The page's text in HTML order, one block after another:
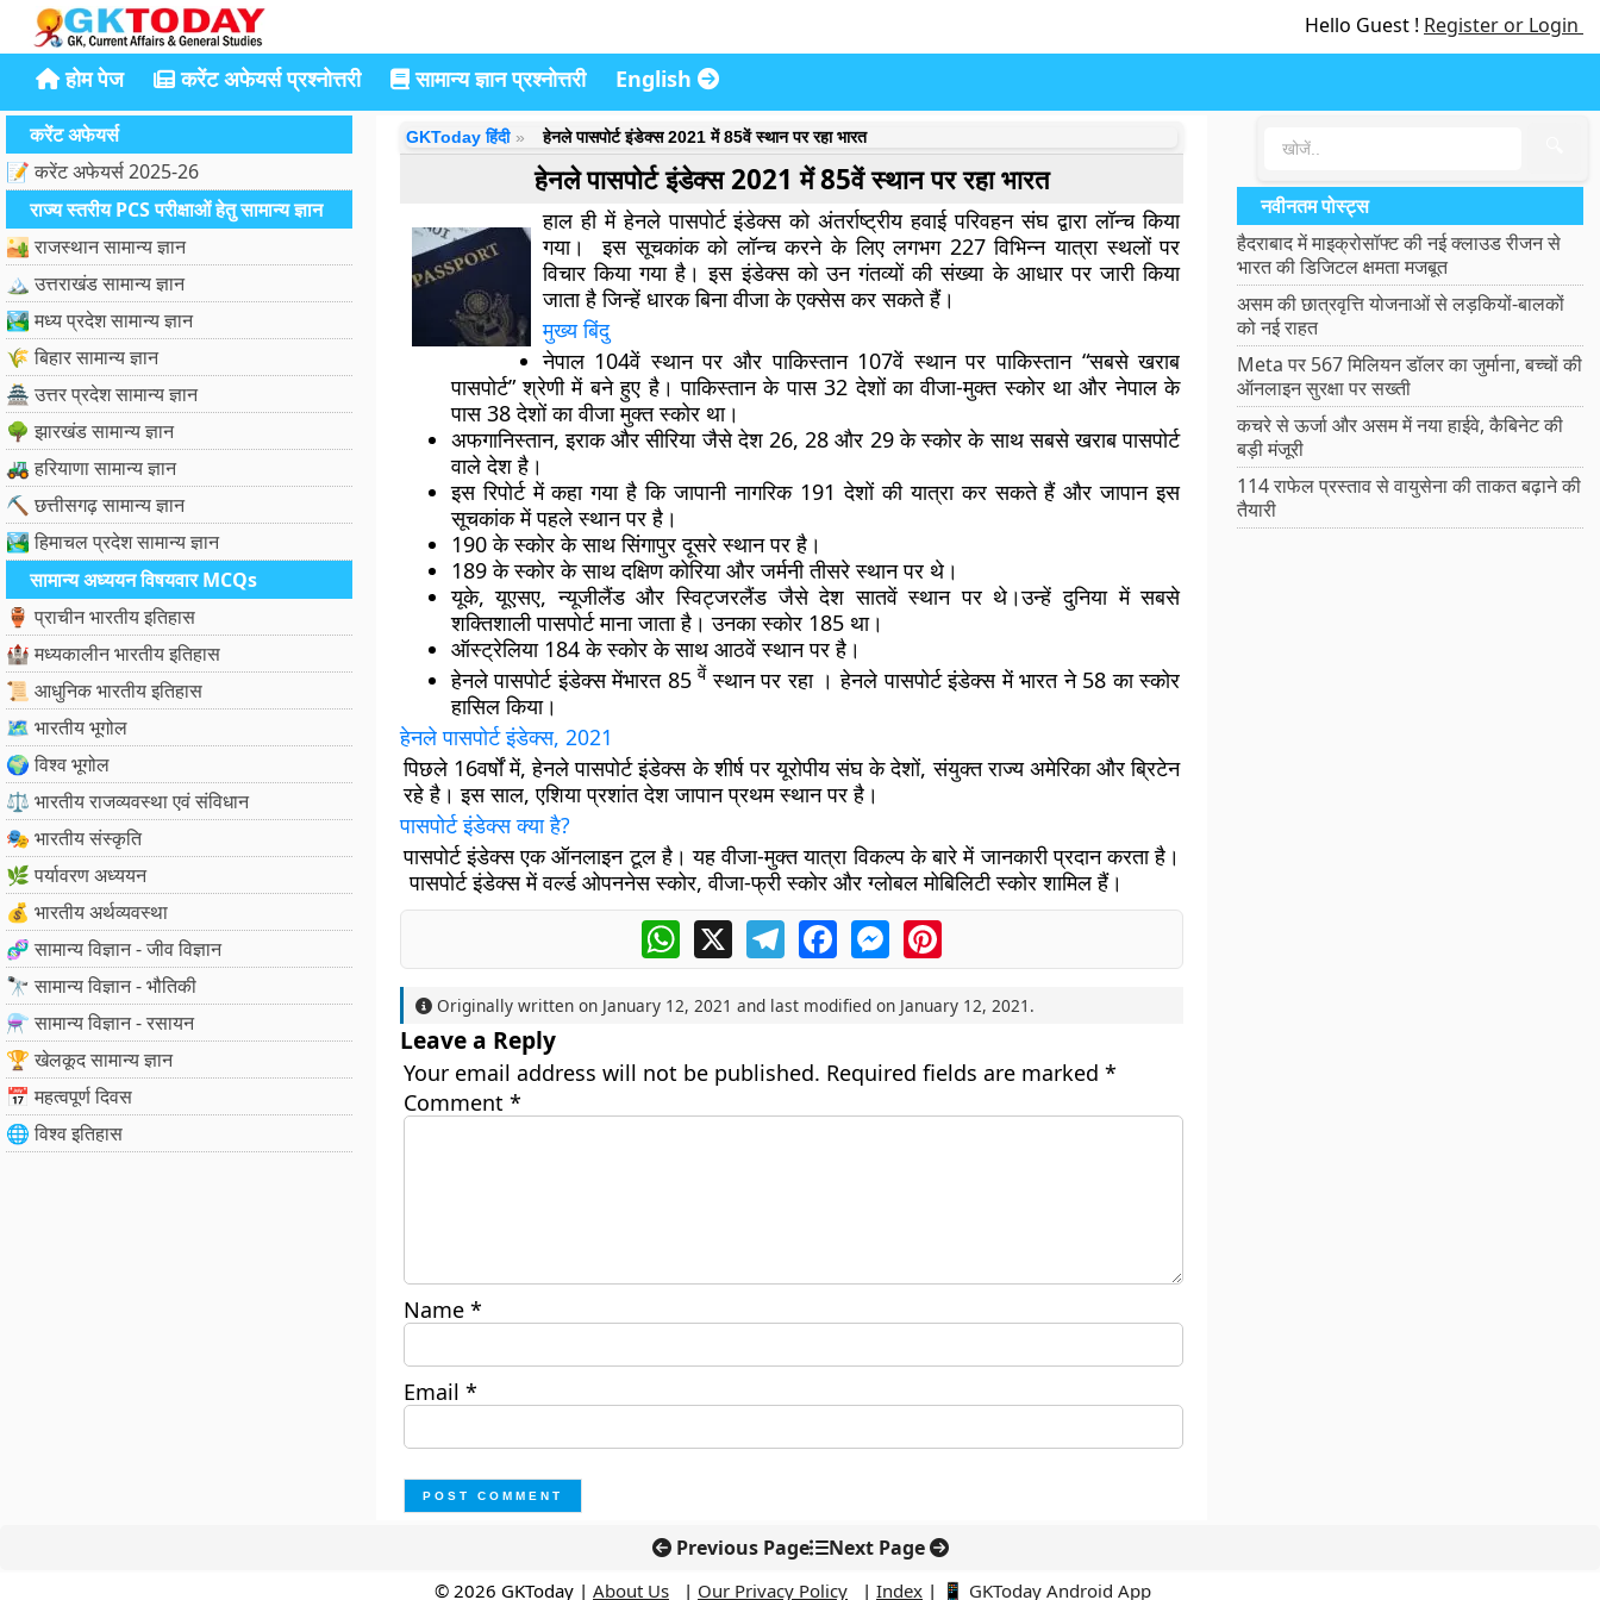
Hello Guest ! Register or Login
होम पेज करेंट अफेयर्स प्रश्नोत्तरी सामान्य ज्ञान प्रश्नोत्तरी English
करेंट अफेयर्स
📝 करेंट अफेयर्स 2025-26
राज्य स्तरीय PCS परीक्षाओं हेतु सामान्य ज्ञान
🏜️ राजस्थान सामान्य ज्ञान
🏔️ उत्तराखंड सामान्य ज्ञान
🏞️ मध्य प्रदेश सामान्य ज्ञान
🌾 बिहार सामान्य ज्ञान
🏯 उत्तर प्रदेश सामान्य ज्ञान
🌳 झारखंड सामान्य ज्ञान
🚜 हरियाणा सामान्य ज्ञान
⛏️ छत्तीसगढ़ सामान्य ज्ञान
🏞️ हिमाचल प्रदेश सामान्य ज्ञान
सामान्य अध्ययन विषयवार MCQs
🏺 प्राचीन भारतीय इतिहास
🏰 मध्यकालीन भारतीय इतिहास
📜 आधुनिक भारतीय इतिहास
🗺️ भारतीय भूगोल
🌍 विश्व भूगोल
⚖️ भारतीय राजव्यवस्था एवं संविधान
🎭 भारतीय संस्कृति
🌿 पर्यावरण अध्ययन
💰 भारतीय अर्थव्यवस्था
🧬 सामान्य विज्ञान - जीव विज्ञान
🔭 सामान्य विज्ञान - भौतिकी
⚗️ सामान्य विज्ञान - रसायन
🏆 खेलकूद सामान्य ज्ञान
📅 महत्वपूर्ण दिवस
🌐 विश्व इतिहास
GKToday हिंदी हेनले पासपोर्ट इंडेक्स 2021 में 85वें स्थान पर रहा भारत
हेनले पासपोर्ट इंडेक्स 2021 में 85वें स्थान पर रहा भारत
हाल ही में हेनले पासपोर्ट इंडेक्स को अंतर्राष्ट्रीय हवाई परिवहन संघ द्वारा लॉन्च किया
गया। इस सूचकांक को लॉन्च करने के लिए लगभग 227 विभिन्न यात्रा स्थलों पर
विचार किया गया है। इस इंडेक्स को उन गंतव्यों की संख्या के आधार पर जारी किया
जाता है जिन्हें धारक बिना वीजा के एक्सेस कर सकते हैं।
मुख्य बिंदु
नेपाल 104वें स्थान पर और पाकिस्तान 107वें स्थान पर पाकिस्तान “सबसे खराब
पासपोर्ट” श्रेणी में बने हुए है। पाकिस्तान के पास 32 देशों का वीजा-मुक्त स्कोर था और नेपाल के
पास 38 देशों का वीजा मुक्त स्कोर था।
अफगानिस्तान, इराक और सीरिया जैसे देश 26, 28 और 29 के स्कोर के साथ सबसे खराब पासपोर्ट
वाले देश है।
इस रिपोर्ट में कहा गया है कि जापानी नागरिक 191 देशों की यात्रा कर सकते हैं और जापान इस
सूचकांक में पहले स्थान पर है।
190 के स्कोर के साथ सिंगापुर दूसरे स्थान पर है।
189 के स्कोर के साथ दक्षिण कोरिया और जर्मनी तीसरे स्थान पर थे।
यूके, यूएसए, न्यूजीलैंड और स्विट्जरलैंड जैसे देश सातवें स्थान पर थे।उन्हें दुनिया में सबसे
शक्तिशाली पासपोर्ट माना जाता है। उनका स्कोर 185 था।
ऑस्ट्रेलिया 184 के स्कोर के साथ आठवें स्थान पर है।
हेनले पासपोर्ट इंडेक्स मेंभारत 85वेंस्थान पर रहा । हेनले पासपोर्ट इंडेक्स में भारत ने 58 का स्कोर
हासिल किया।
हेनले पासपोर्ट इंडेक्स, 2021
पिछले 16वर्षों में, हेनले पासपोर्ट इंडेक्स के शीर्ष पर यूरोपीय संघ के देशों, संयुक्त राज्य अमेरिका और ब्रिटेन
रहे है। इस साल, एशिया प्रशांत देश जापान प्रथम स्थान पर है।
पासपोर्ट इंडेक्स क्या है?
पासपोर्ट इंडेक्स एक ऑनलाइन टूल है। यह वीजा-मुक्त यात्रा विकल्प के बारे में जानकारी प्रदान करता है।
पासपोर्ट इंडेक्स में वर्ल्ड ओपननेस स्कोर, वीजा-फ्री स्कोर और ग्लोबल मोबिलिटी स्कोर शामिल हैं।
WhatsApp
X TelegramFacebookMessengerPinterest
Originally written on January 12, 2021 and last modified on January 12, 2021 .
Leave a Reply
Your email address will not be published. Required fields are marked *
Comment *
Name *
Email *
नवीनतम पोस्ट्स
हैदराबाद में माइक्रोसॉफ्ट की नई क्लाउड रीजन से
भारत की डिजिटल क्षमता मजबूत
असम की छात्रवृत्ति योजनाओं से लड़कियों-बालकों
को नई राहत
Meta पर 567 मिलियन डॉलर का जुर्माना, बच्चों की
ऑनलाइन सुरक्षा पर सख्ती
कचरे से ऊर्जा और असम में नया हाईवे, कैबिनेट की
बड़ी मंजूरी
114 राफेल प्रस्ताव से वायुसेना की ताकत बढ़ाने की
तैयारी
Previous Page Next Page
© 2026 GKToday | About Us | Our Privacy Policy | Index | 📱 GKToday Android App